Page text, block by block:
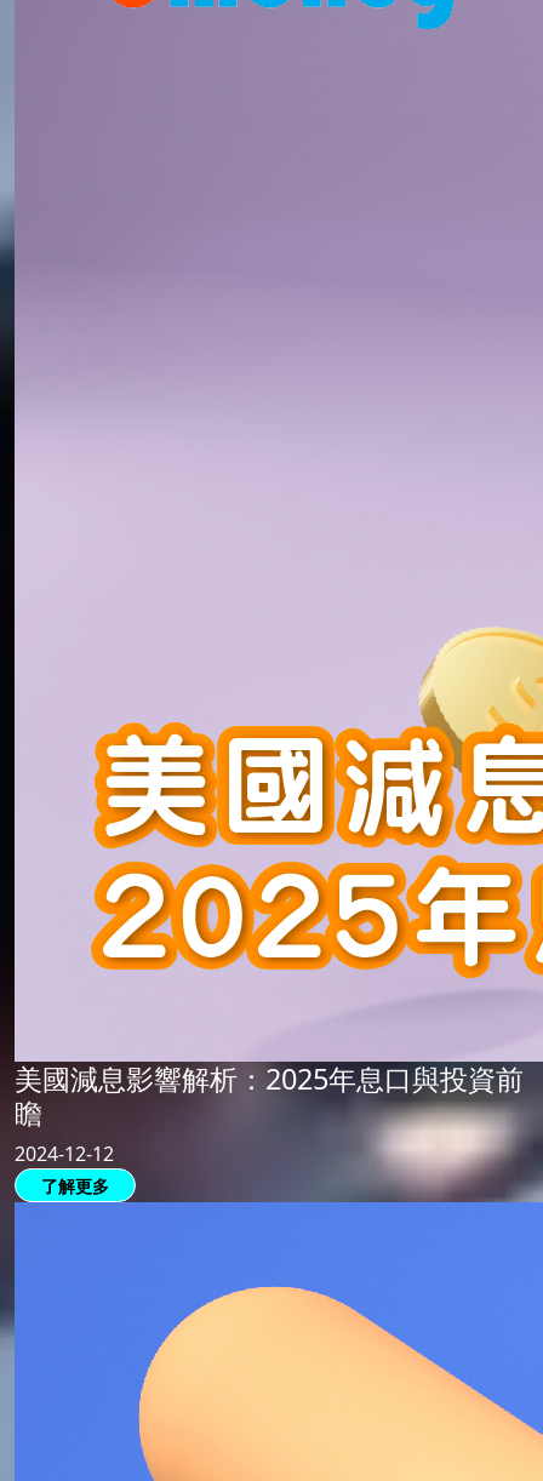
美國減息影響解析：2025年息口與投資前
瞻
2024-12-12
了解更多